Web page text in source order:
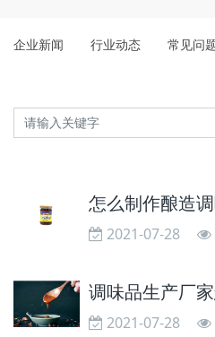
企业新闻 行业动态 常见问
怎么制作酿造
2021-07-28
调味品生产厂
2021-07-28